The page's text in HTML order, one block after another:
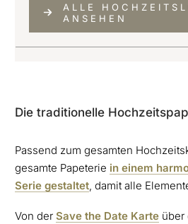
ALLE
ANSEHEN
Die traditionelle
Passend zum gesamten
gesamte Papeterie in einem
Serie gestaltet, damit alle
Von der Save the Date Karte über